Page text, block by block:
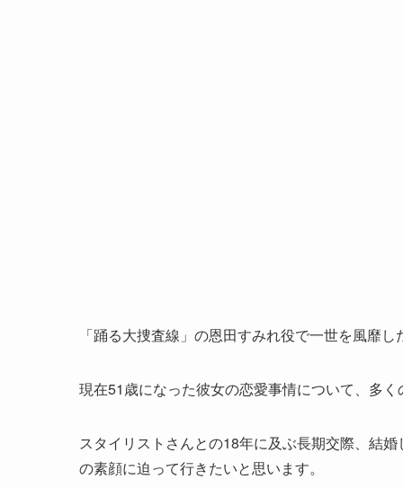
「踊る大捜査線」の恩田すみれ役で一世を風靡
現在51歳になった彼女の恋愛事情について、多
スタイリストさんとの18年に及ぶ長期交際、結
の素顔に迫って行きたいと思います。